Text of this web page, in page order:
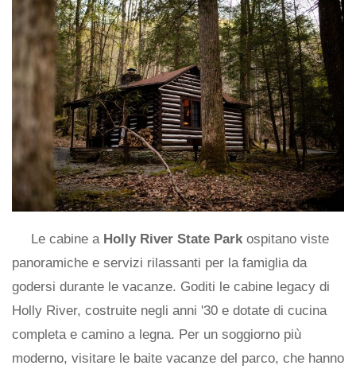
Le cabine a Holly River State Park ospitano viste
panoramiche e servizi rilassanti per la famiglia da
godersi durante le vacanze. Goditi le cabine legacy di
Holly River, costruite negli anni '30 e dotate di cucina
completa e camino a legna. Per un soggiorno più
moderno, visitare le baite vacanze del parco, che hanno